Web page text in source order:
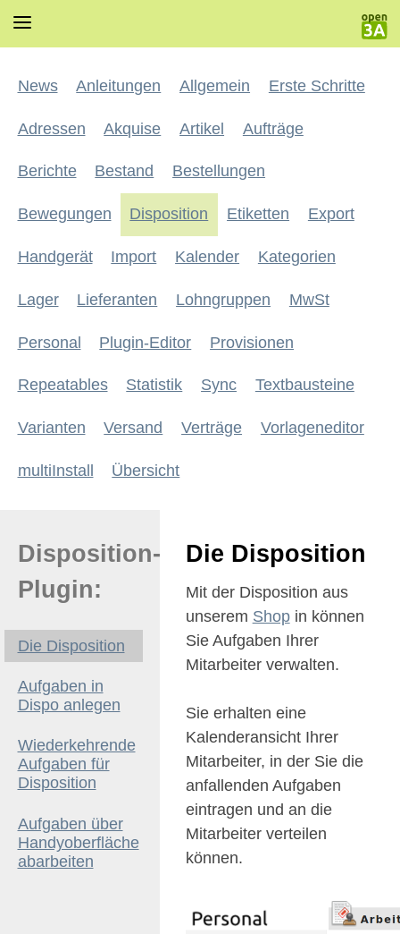
News Anleitungen Allgemein Erste Schritte
Adressen Akquise Artikel Aufträge
Berichte Bestand Bestellungen
Bewegungen Disposition Etiketten Export
Handgerät Import Kalender Kategorien
Lager Lieferanten Lohngruppen MwSt
Personal Plugin-Editor Provisionen
Repeatables Statistik Sync Textbausteine
Varianten Versand Verträge Vorlageneditor
multiInstall Übersicht
Disposition-
Plugin:
Die Disposition
Aufgaben in
Dispo anlegen
Wiederkehrende
Aufgaben für
Disposition
Aufgaben über
Handyoberfläche
abarbeiten
Die Disposition
Mit der Disposition aus
unserem Shopin können
Sie Aufgaben Ihrer
Mitarbeiter verwalten.
Sie erhalten eine
Kalenderansicht Ihrer
Mitarbeiter, in der Sie die
anfallenden Aufgaben
eintragen und an die
Mitarbeiter verteilen
können.